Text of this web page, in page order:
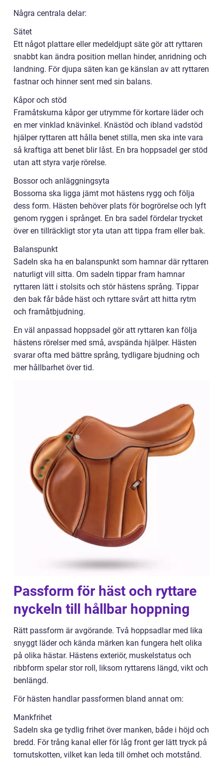
Några centrala delar:
Sätet
Ett något plattare eller medeldjupt säte gör att ryttaren
snabbt kan ändra position mellan hinder, anridning och
landning. För djupa säten kan ge känslan av att ryttaren
fastnar och hinner sent med sin balans.
Kåpor och stöd
Framåtskurna kåpor ger utrymme för kortare läder och
en mer vinklad knävinkel. Knästöd och ibland vadstöd
hjälper ryttaren att hålla benet stilla, men ska inte vara
så kraftiga att benet blir låst. En bra hoppsadel ger stöd
utan att styra varje rörelse.
Bossor och anläggningsyta
Bossorna ska ligga jämt mot hästens rygg och följa
dess form. Hästen behöver plats för bogrörelse och lyft
genom ryggen i språnget. En bra sadel fördelar trycket
över en tillräckligt stor yta utan att tippa fram eller bak.
Balanspunkt
Sadeln ska ha en balanspunkt som hamnar där ryttaren
naturligt vill sitta. Om sadeln tippar fram hamnar
ryttaren lätt i stolsits och stör hästens språng. Tippar
den bak får både häst och ryttare svårt att hitta rytm
och framåtbjudning.
En väl anpassad hoppsadel gör att ryttaren kan följa
hästens rörelser med små, avspända hjälper. Hästen
svarar ofta med bättre språng, tydligare bjudning och
mer hållbarhet över tid.
Passform för häst och ryttare
nyckeln till hållbar hoppning
Rätt passform är avgörande. Två hoppsadlar med lika
snyggt läder och kända märken kan fungera helt olika
på olika hästar. Hästens exteriör, muskelstatus och
ribbform spelar stor roll, liksom ryttarens längd, vikt och
benlängd.
För hästen handlar passformen bland annat om:
Mankfrihet
Sadeln ska ge tydlig frihet över manken, både i höjd och
bredd. För trång kanal eller för låg front ger lätt tryck på
tornutskotten, vilket kan leda till ömhet och motstånd.